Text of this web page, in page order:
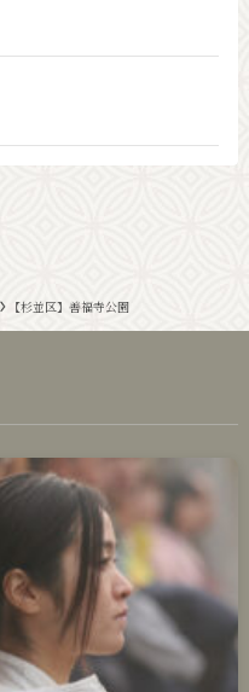
【杉並区】善福寺公園